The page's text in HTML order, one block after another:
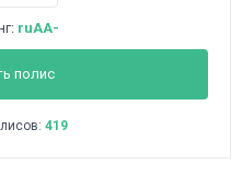
ruAA-
полис
419